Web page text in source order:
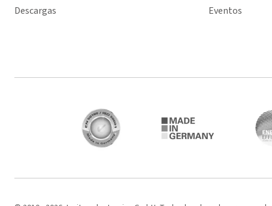
Descargas
Eventos